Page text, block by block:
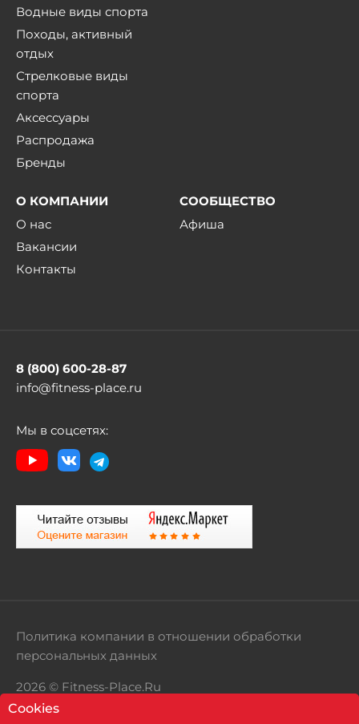
Водные виды спорта
Походы, активный
отдых
Стрелковые виды
спорта
Аксессуары
Распродажа
Бренды
О КОМПАНИИ
О нас
Вакансии
Контакты
СООБЩЕСТВО
Афиша
8 (800) 600-28-87
info@fitness-place.ru
Мы в соцсетях:
2026 © Fitness-Place.Ru
Территория здорового образа жизни
Политика компании в отношении обработки
персональных данных
Cookies